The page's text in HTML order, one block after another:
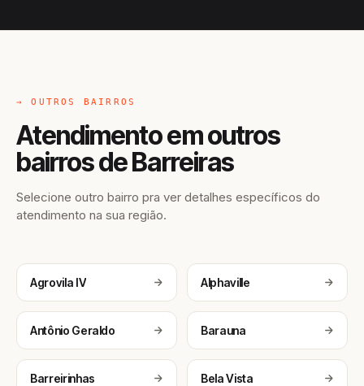
→ OUTROS BAIRROS
Atendimento em outros
bairros de Barreiras
Selecione outro bairro pra ver detalhes específicos do
atendimento na sua região.
Agrovila IV Alphaville
Antônio Geraldo Barauna
Barreirinhas Bela Vista